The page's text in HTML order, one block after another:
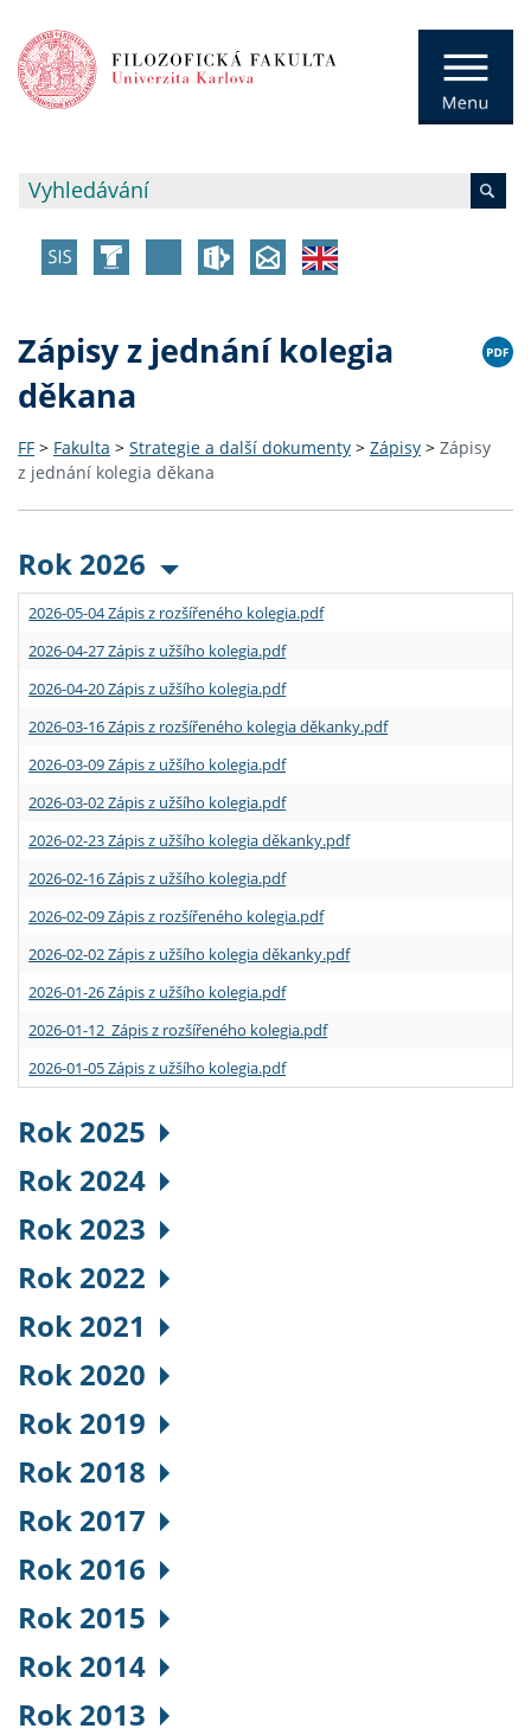
Zápisy z jednání kolegia
děkana
FF > Fakulta > Strategie a další dokumenty > Zápisy > Zápisy
z jednání kolegia děkana
Rok 2026
2026-05-04 Zápis z rozšířeného kolegia.pdf
2026-04-27 Zápis z užšího kolegia.pdf
2026-04-20 Zápis z užšího kolegia.pdf
2026-03-16 Zápis z rozšířeného kolegia děkanky.pdf
2026-03-09 Zápis z užšího kolegia.pdf
2026-03-02 Zápis z užšího kolegia.pdf
2026-02-23 Zápis z užšího kolegia děkanky.pdf
2026-02-16 Zápis z užšího kolegia.pdf
2026-02-09 Zápis z rozšířeného kolegia.pdf
2026-02-02 Zápis z užšího kolegia děkanky.pdf
2026-01-26 Zápis z užšího kolegia.pdf
2026-01-12 Zápis z rozšířeného kolegia.pdf
2026-01-05 Zápis z užšího kolegia.pdf
Rok 2025
Rok 2024
Rok 2023
Rok 2022
Rok 2021
Rok 2020
Rok 2019
Rok 2018
Rok 2017
Rok 2016
Rok 2015
Rok 2014
Rok 2013